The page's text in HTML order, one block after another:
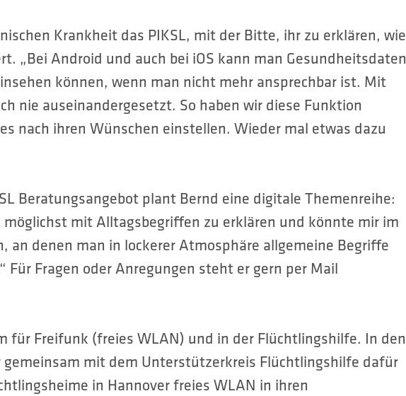
Krankheit das PIKSL, mit der Bitte, ihr zu erklären, wie
„Bei Android und auch bei iOS kann man Gesundheitsdaten
können, wenn man nicht mehr ansprechbar ist. Mit
nie auseinandergesetzt. So haben wir diese Funktion
nach ihren Wünschen einstellen. Wieder mal etwas dazu
Beratungsangebot plant Bernd eine digitale Themenreihe:
möglichst mit Alltagsbegriffen zu erklären und könnte mir im
an denen man in lockerer Atmosphäre allgemeine Begriffe
Fragen oder Anregungen steht er gern per Mail
für Freifunk (freies WLAN) und in der Flüchtlingshilfe. In den
gemeinsam mit dem Unterstützerkreis Flüchtlingshilfe dafür
in Hannover freies WLAN in ihren